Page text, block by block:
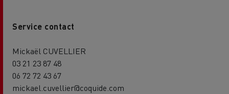
Service contact
Mickaël CUVELLIER
03 21 23 87 48
06 72 72 43 67
mickael.cuvellier@coquide.com